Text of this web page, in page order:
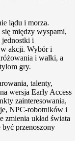
lądu i morza.
między wyspami,
jednostki i
w akcji. Wybór i
i walki, a
gry.
talenty,
wersja Early Access
zainteresowania,
NPC-robotników i
zmienia układ świata
przenoszony